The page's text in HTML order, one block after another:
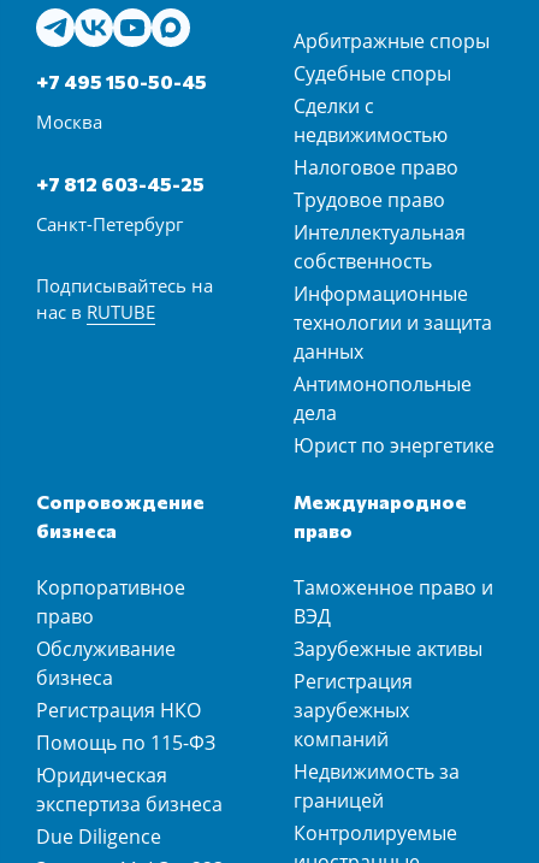
+7 495 150-50-45
Москва
+7 812 603-45-25
Санкт-Петербург
Подписывайтесь на
нас в RUTUBE
Арбитражные споры
Судебные споры
Сделки с
недвижимостью
Налоговое право
Трудовое право
Интеллектуальная
собственность
Информационные
технологии и защита
данных
Антимонопольные
дела
Юрист по энергетике
Сопровождение
бизнеса
Корпоративное
право
Обслуживание
бизнеса
Регистрация НКО
Помощь по 115-ФЗ
Юридическая
экспертиза бизнеса
Due Diligence
Международное
право
Таможенное право и
ВЭД
Зарубежные активы
Регистрация
зарубежных
компаний
Недвижимость за
границей
Контролируемые